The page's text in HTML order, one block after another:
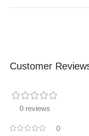
Customer
0 reviews
0